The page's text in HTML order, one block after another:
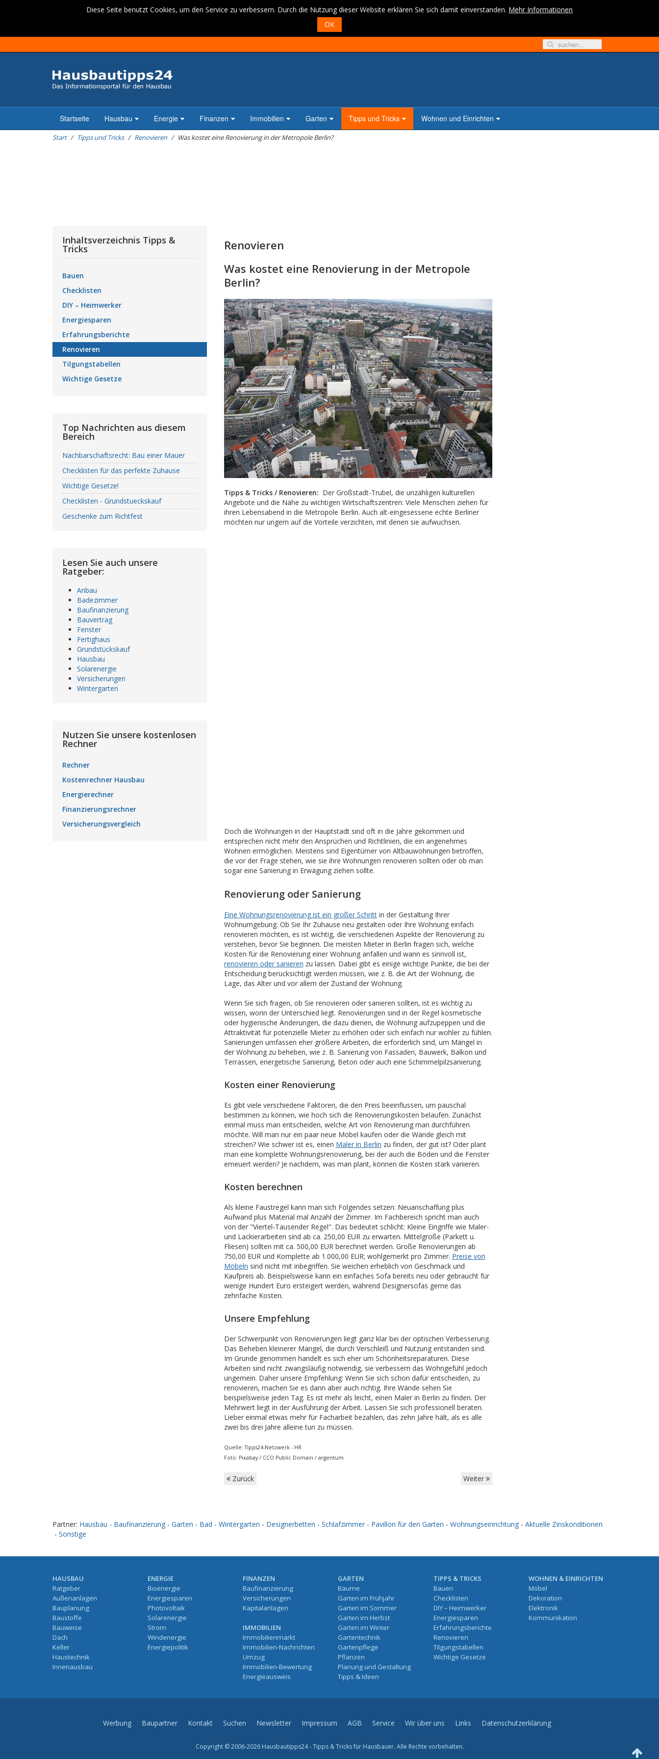
Diese Seite benutzt Cookies, um den Service zu verbessern. Durch die Nutzung dieser Website erklären Sie sich damit einverstanden. Mehr Informationen
OK
Startseite Hausbau Energie Finanzen Immobilien Garten Tipps und Tricks Wohnen und Einrichten
Start Tipps und Tricks Renovieren Was kostet eine Renovierung in der Metropole Berlin?
Renovieren
Was kostet eine Renovierung in der Metropole
Berlin?
Tipps & Tricks / Renovieren: Der Großstadt-Trubel, die unzähligen kulturellen
Angebote und die Nähe zu wichtigen Wirtschaftszentren: Viele Menschen ziehen für
ihren Lebensabend in die Metropole Berlin. Auch alt-eingesessene echte Berliner
möchten nur ungern auf die Vorteile verzichten, mit denen sie aufwuchsen.
Doch die Wohnungen in der Hauptstadt sind oft in die Jahre gekommen und
entsprechen nicht mehr den Ansprüchen und Richtlinien, die ein angenehmes
Wohnen ermöglichen. Meistens sind Eigentümer von Altbauwohnungen betroffen,
die vor der Frage stehen, wie sie ihre Wohnungen renovieren sollten oder ob man
sogar eine Sanierung in Erwägung ziehen sollte.
Renovierung oder Sanierung
Eine Wohnungsrenovierung ist ein großer Schrittin der Gestaltung Ihrer
Wohnumgebung. Ob Sie Ihr Zuhause neu gestalten oder Ihre Wohnung einfach
renovieren möchten, es ist wichtig, die verschiedenen Aspekte der Renovierung zu
verstehen, bevor Sie beginnen. Die meisten Mieter in Berlin fragen sich, welche
Kosten für die Renovierung einer Wohnung anfallen und wann es sinnvoll ist,
renovieren oder sanieren zu lassen. Dabei gibt es einige wichtige Punkte, die bei der
Entscheidung berücksichtigt werden müssen, wie z. B. die Art der Wohnung, die
Lage, das Alter und vor allem der Zustand der Wohnung.
Wenn Sie sich fragen, ob Sie renovieren oder sanieren sollten, ist es wichtig zu
wissen, worin der Unterschied liegt. Renovierungen sind in der Regel kosmetische
oder hygienische Änderungen, die dazu dienen, die Wohnung aufzupeppen und die
Attraktivität für potenzielle Mieter zu erhöhen oder sich einfach nur wohler zu fühlen.
Sanierungen umfassen eher größere Arbeiten, die erforderlich sind, um Mängel in
der Wohnung zu beheben, wie z. B. Sanierung von Fassaden, Bauwerk, Balkon und
Terrassen, energetische Sanierung, Beton oder auch eine Schimmelpilzsanierung.
Kosten einer Renovierung
Es gibt viele verschiedene Faktoren, die den Preis beeinflussen, um pauschal
bestimmen zu können, wie hoch sich die Renovierungskosten belaufen. Zunächst
einmal muss man entscheiden, welche Art von Renovierung man durchführen
möchte. Will man nur ein paar neue Möbel kaufen oder die Wände gleich mit
streichen? Wie schwer ist es, einen Maler in Berlin zu finden, der gut ist? Oder plant
man eine komplette Wohnungsrenovierung, bei der auch die Böden und die Fenster
erneuert werden? Je nachdem, was man plant, können die Kosten stark variieren.
Kosten berechnen
Als kleine Faustregel kann man sich Folgendes setzen: Neuanschaffung plus
Aufwand plus Material mal Anzahl der Zimmer. Im Fachbereich spricht man auch
von der "Viertel-Tausender Regel". Das bedeutet schlicht: Kleine Eingriffe wie Maler-
und Lackierarbeiten sind ab ca. 250,00 EUR zu erwarten. Mittelgroße (Parkett u.
Fliesen) sollten mit ca. 500,00 EUR berechnet werden. Große Renovierungen ab
750,00 EUR und Komplette ab 1.000,00 EUR; wohlgemerkt pro Zimmer. Preise von
Möbeln sind nicht mit inbegriffen. Sie weichen erheblich von Geschmack und
Kaufpreis ab. Beispielsweise kann ein einfaches Sofa bereits neu oder gebraucht für
wenige Hundert Euro ersteigert werden, während Designersofas gerne das
zehnfache Kosten.
Unsere Empfehlung
Der Schwerpunkt von Renovierungen liegt ganz klar bei der optischen Verbesserung.
Das Beheben kleinerer Mängel, die durch Verschleiß und Nutzung entstanden sind.
Im Grunde genommen handelt es sich eher um Schönheitsreparaturen. Diese
Arbeiten sind nicht zwangsläufig notwendig, sie verbessern das Wohngefühl jedoch
ungemein. Daher unsere Empfehlung: Wenn Sie sich schon dafür entscheiden, zu
renovieren, machen Sie es dann aber auch richtig. Ihre Wände sehen Sie
beispielsweise jeden Tag. Es ist mehr als leicht, einen Maler in Berlin zu finden. Der
Mehrwert liegt in der Ausführung der Arbeit. Lassen Sie sich professionell beraten.
Lieber einmal etwas mehr für Facharbeit bezahlen, das zehn Jahre hält, als es alle
zwei bis drei Jahre alleine tun zu müssen.
Quelle: Tipps24-Netzwerk - HR
Foto: Pixabay / CCO Public Domain / argentum
Zurück Weiter
Inhaltsverzeichnis Tipps &
Tricks
Bauen
Checklisten
DIY – Heimwerker
Energiesparen
Erfahrungsberichte
Renovieren
Tilgungstabellen
Wichtige Gesetze
Top Nachrichten aus diesem
Bereich
Nachbarschaftsrecht: Bau einer Mauer
Checklisten für das perfekte Zuhause
Wichtige Gesetze!
Checklisten - Grundstueckskauf
Geschenke zum Richtfest
Lesen Sie auch unsere
Ratgeber:
Anbau
Badezimmer
Baufinanzierung
Bauvertrag
Fenster
Fertighaus
Grundstückskauf
Hausbau
Solarenergie
Versicherungen
Wintergarten
Nutzen Sie unsere kostenlosen
Rechner
Rechner
Kostenrechner Hausbau
Energierechner
Finanzierungsrechner
Versicherungsvergleich
Partner: Hausbau - Baufinanzierung - Garten - Bad - Wintergarten - Designerbetten - Schlafzimmer - Pavillon für den Garten - Wohnungseinrichtung - Aktuelle Zinskonditionen
- Sonstige
HAUSBAU
Ratgeber
Außenanlagen
Bauplanung
Baustoffe
Bauweise
Dach
Keller
Haustechnik
Innenausbau
ENERGIE
Bioenergie
Energiesparen
Photovoltaik
Solarenergie
Strom
Windenergie
Energiepolitik
FINANZEN
Baufinanzierung
Versicherungen
Kapitalanlagen
IMMOBILIEN
Immobilienmarkt
Immobilien-Nachrichten
Umzug
Immobilien-Bewertung
Energieausweis
GARTEN
Bäume
Garten im Frühjahr
Garten im Sommer
Garten im Herbst
Garten im Winter
Gartentechnik
Gartenpflege
Pflanzen
Planung und Gestaltung
Tipps & Ideen
TIPPS & TRICKS
Bauen
Checklisten
DIY – Heimwerker
Energiesparen
Erfahrungsberichte
Renovieren
Tilgungstabellen
Wichtige Gesetze
WOHNEN & EINRICHTEN
Möbel
Dekoration
Elektronik
Kommunikation
Werbung Baupartner Kontakt Suchen Newsletter Impressum AGB Service Wir über uns Links Datenschutzerklärung
Copyright © 2006-2026 Hausbautipps24 - Tipps & Tricks für Hausbauer. Alle Rechte vorbehalten.